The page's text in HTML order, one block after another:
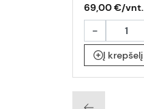
69,00 €/vnt.
-
Į krepšelį